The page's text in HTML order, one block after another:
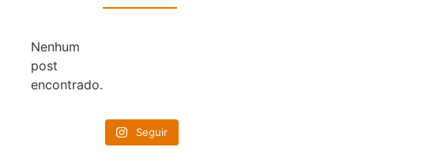
Nenhum
post
encontrado.
Seguir